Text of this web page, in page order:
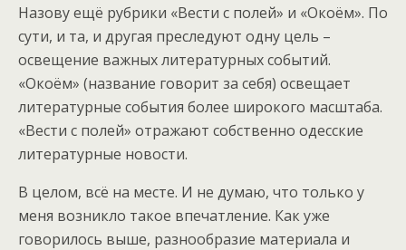
Назову ещё рубрики «Вести с полей» и «Окоём». По
сути, и та, и другая преследуют одну цель –
освещение важных литературных событий.
«Окоём» (название говорит за себя) освещает
литературные события более широкого масштаба.
«Вести с полей» отражают собственно одесские
литературные новости.
В целом, всё на месте. И не думаю, что только у
меня возникло такое впечатление. Как уже
говорилось выше, разнообразие материала и